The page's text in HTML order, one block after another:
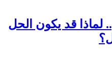
لماذا قد يكون الحل